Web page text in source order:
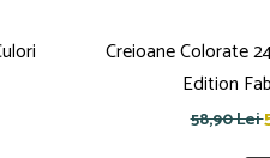
Creioane Colorate
Edition
58,90 Lei